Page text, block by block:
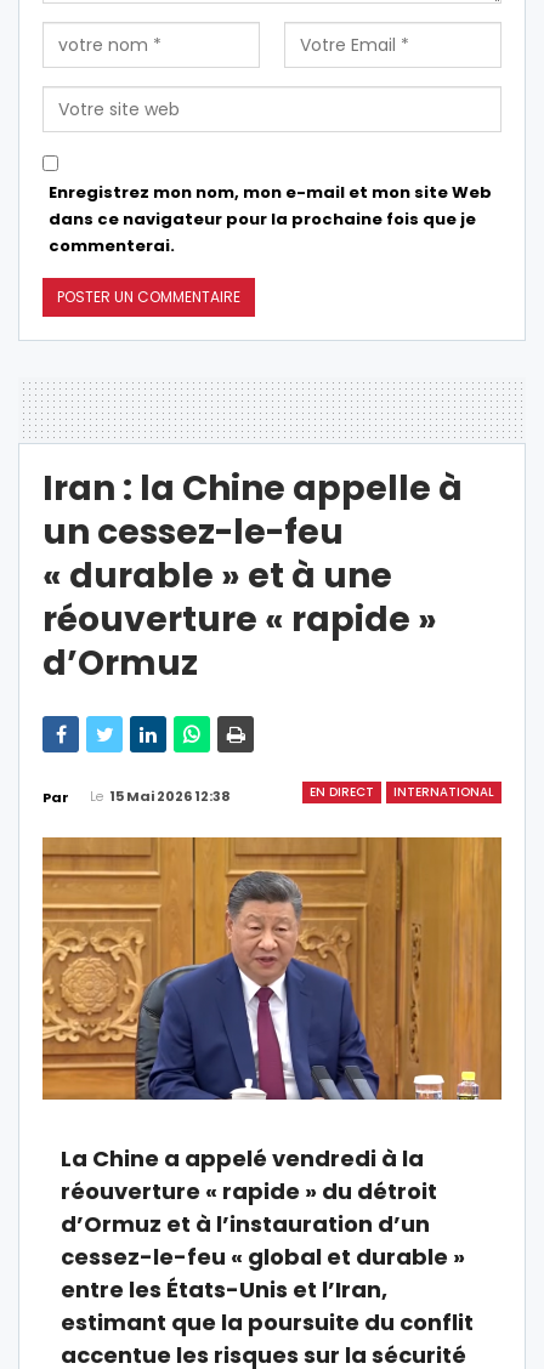
Enregistrez mon nom, mon e-mail et mon site Web
dans ce navigateur pour la prochaine fois que je
commenterai.
Iran : la Chine appelle à
un cessez-le-feu
« durable » et à une
réouverture « rapide »
d’Ormuz
EN DIRECT INTERNATIONAL
Par Le 15 Mai 2026 12:38
La Chine a appelé vendredi à la
réouverture « rapide » du détroit
d’Ormuz et à l’instauration d’un
cessez-le-feu « global et durable »
entre les États-Unis et l’Iran,
estimant que la poursuite du conflit
accentue les risques sur la sécurité